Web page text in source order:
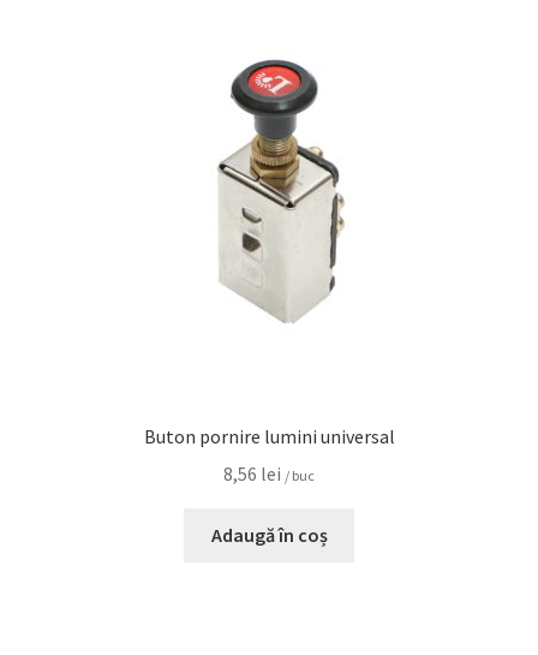
Buton pornire lumini universal
8,56 lei / buc
Adaugă în coș